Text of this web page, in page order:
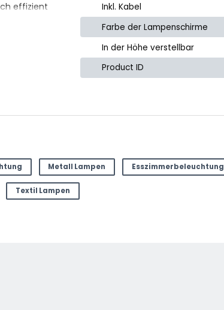
effizient
Inkl. Kabel
Farbe der Lampenschirme
In der Höhe verstellbar
Product ID
Metall Lampen Esszimmerbeleuchtung
Textil Lampen